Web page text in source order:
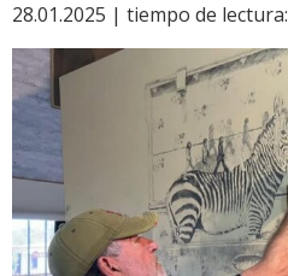
28.01.2025 | tiempo de lectura: